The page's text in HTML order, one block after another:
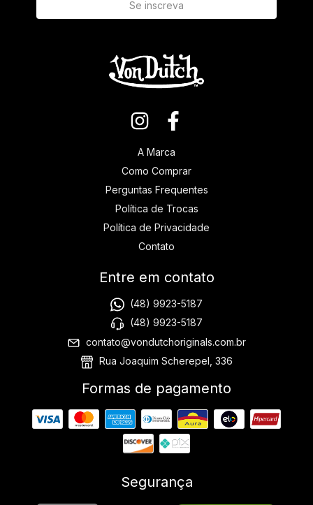
A Marca
Como Comprar
Perguntas Frequentes
Política de Trocas
Política de Privacidade
Contato
Entre em contato
(48) 9923-5187
(48) 9923-5187
contato@vondutchoriginals.com.br
Rua Joaquim Scherepel, 336
Formas de pagamento
Segurança